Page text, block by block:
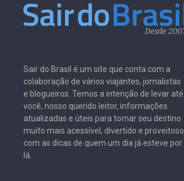
Sair do Brasil é um site que conta com a
colaboração de vários viajantes, jornalistas
e blogueiros. Temos a intenção de levar até
você, nosso querido leitor, informações
atualizadas e úteis para tornar seu destino
muito mais acessível, divertido e proveitoso
com as dicas de quem um dia já esteve por
lá.